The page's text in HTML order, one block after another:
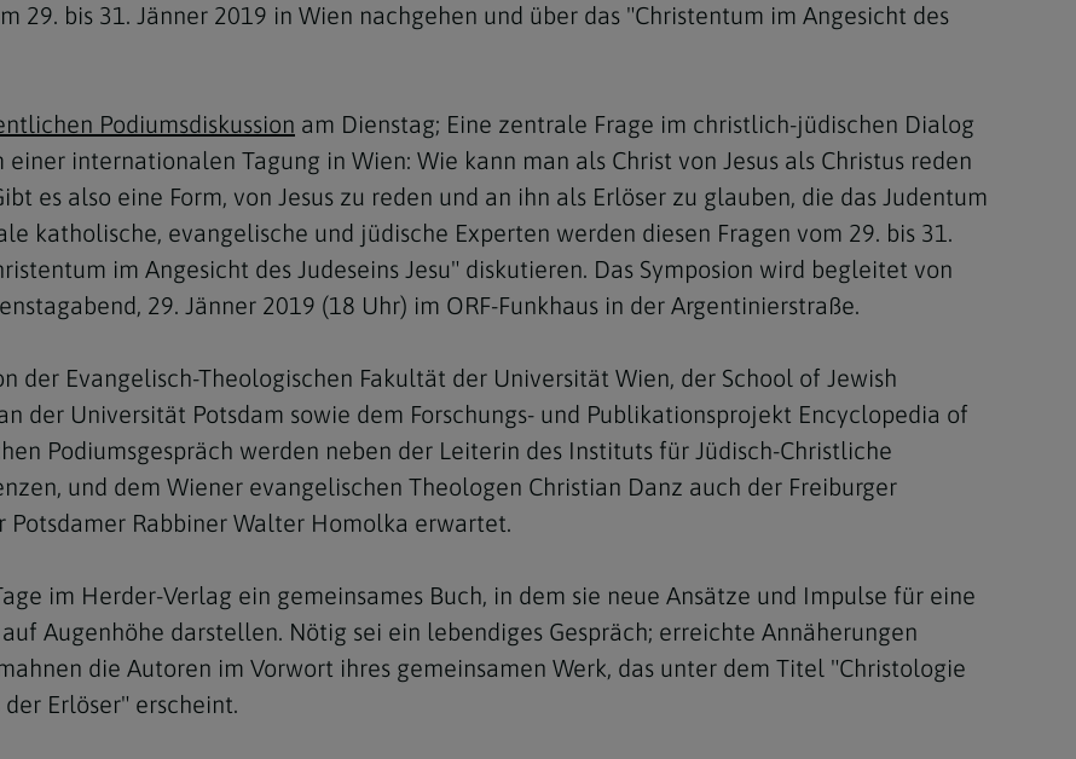
und Allerseelen Navigation schließen
29. bis 31. Jänner 2019 in Wien nachgehen und über das "Christentum im Angesicht des
Podiumsdiskussion am Dienstag; Eine zentrale Frage im christlich-jüdischen Dialog
internationalen Tagung in Wien: Wie kann man als Christ von Jesus als Christus reden
es also eine Form, von Jesus zu reden und an ihn als Erlöser zu glauben, die das Judentum
katholische, evangelische und jüdische Experten werden diesen Fragen vom 29. bis 31.
im Angesicht des Judeseins Jesu" diskutieren. Das Symposion wird begleitet von
29. Jänner 2019 (18 Uhr) im ORF-Funkhaus in der Argentinierstraße.
der Evangelisch-Theologischen Fakultät der Universität Wien, der School of Jewish
der Universität Potsdam sowie dem Forschungs- und Publikationsprojekt Encyclopedia of
Podiumsgespräch werden neben der Leiterin des Instituts für Jüdisch-Christliche
und dem Wiener evangelischen Theologen Christian Danz auch der Freiburger
Rabbiner Walter Homolka erwartet.
im Herder-Verlag ein gemeinsames Buch, in dem sie neue Ansätze und Impulse für eine
Augenhöhe darstellen. Nötig sei ein lebendiges Gespräch; erreichte Annäherungen
die Autoren im Vorwort ihres gemeinsamen Werk, das unter dem Titel "Christologie
Erlöser" erscheint.